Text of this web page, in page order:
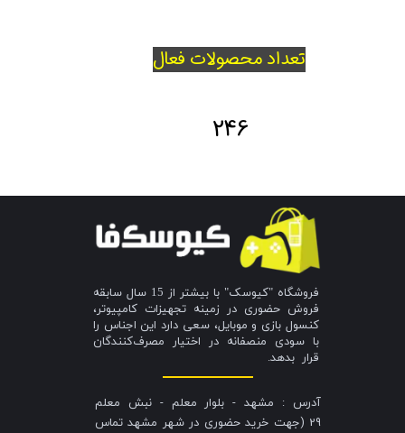
تعداد محصولات فعال
246
فروشگاه "کیوسک" با بیشتر از 15 سال سابقه
فروش حضوری در زمینه تجهیزات کامپیوتر،
کنسول بازی و موبایل، سعی دارد این اجناس را
با سودی منصفانه در اختیار مصرف‌کنندگان
قرار بدهد.
آدرس : مشهد - بلوار معلم - نبش معلم
29 (جهت خرید حضوری در شهر مشهد تماس